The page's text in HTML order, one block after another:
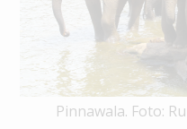
Pinnawala. Foto: